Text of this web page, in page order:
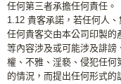
任何第三者承擔任何責任。
1.12 貴客承諾，若任何人
任何貴客交由本公司印製的
等內容涉及或可能涉及誹謗
權、不雅、淫褻、侵犯任何
的情況，而提出任何形式